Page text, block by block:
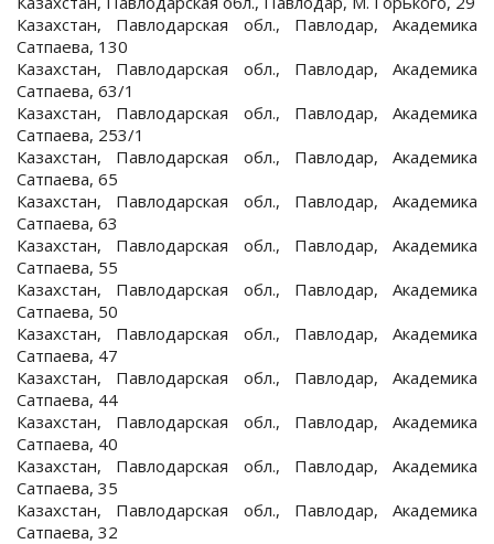
Казахстан, Павлодарская обл., Павлодар, Академика
Сатпаева, 130
Казахстан, Павлодарская обл., Павлодар, Академика
Сатпаева, 63/1
Казахстан, Павлодарская обл., Павлодар, Академика
Сатпаева, 253/1
Казахстан, Павлодарская обл., Павлодар, Академика
Сатпаева, 65
Казахстан, Павлодарская обл., Павлодар, Академика
Сатпаева, 63
Казахстан, Павлодарская обл., Павлодар, Академика
Сатпаева, 55
Казахстан, Павлодарская обл., Павлодар, Академика
Сатпаева, 50
Казахстан, Павлодарская обл., Павлодар, Академика
Сатпаева, 47
Казахстан, Павлодарская обл., Павлодар, Академика
Сатпаева, 44
Казахстан, Павлодарская обл., Павлодар, Академика
Сатпаева, 40
Казахстан, Павлодарская обл., Павлодар, Академика
Сатпаева, 35
Казахстан, Павлодарская обл., Павлодар, Академика
Сатпаева, 32